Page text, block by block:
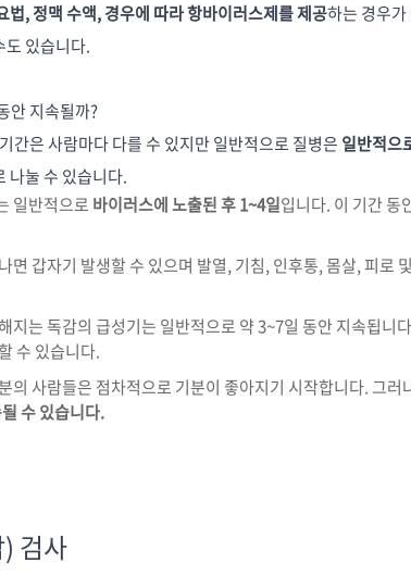
법, 정맥 수액, 경우에 따라 항바이러스제를 제공하는 경우
도 있습니다.
안 지속될까?
간은 사람마다 다를 수 있지만 일반적으로 질병은 일반적으
나눌 수 있습니다.
일반적으로 바이러스에 노출된 후 1~4일입니다. 이 기간 동
면 갑자기 발생할 수 있으며 발열, 기침, 인후통, 몸살, 피로
지는 독감의 급성기는 일반적으로 약 3~7일 동안 지속됩니
수 있습니다.
의 사람들은 점차적으로 기분이 좋아지기 시작합니다. 그러
수 있습니다.
검사